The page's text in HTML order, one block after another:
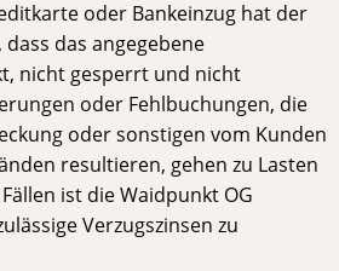
oder Bankeinzug hat der
das angegebene
nicht gesperrt und nicht
oder Fehlbuchungen, die
oder sonstigen vom Kunden
resultieren, gehen zu Lasten
ist die Waidpunkt OG
Verzugszinsen zu